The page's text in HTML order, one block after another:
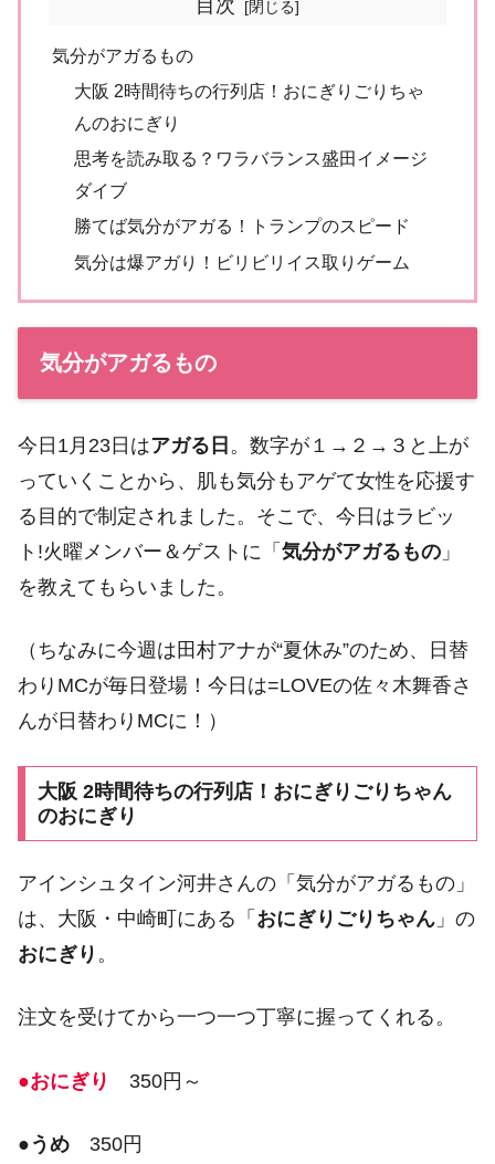
目次
気分がアガるもの
大阪 2時間待ちの行列店！おにぎりごりちゃ
んのおにぎり
思考を読み取る？ワラバランス盛田イメージ
ダイブ
勝てば気分がアガる！トランプのスピード
気分は爆アガり！ビリビリイス取りゲーム
気分がアガるもの
今日1月23日はアガる日 。数字が１→２→３と上が
っていくことから、肌も気分もアゲて女性を応援す
る目的で制定されました。そこで、今日はラビッ
ト!火曜メンバー＆ゲストに「 気分がアガるもの 」
を教えてもらいました。
（ちなみに今週は田村アナが“夏休み”のため、日替
わりMCが毎日登場！今日は=LOVEの佐々木舞香さ
んが日替わりMCに！）
大阪 2時間待ちの行列店！おにぎりごりちゃん
のおにぎり
アインシュタイン河井さんの「気分がアガるもの」
は、大阪・中崎町にある「 おにぎりごりちゃん 」の
おにぎり 。
注文を受けてから一つ一つ丁寧に握ってくれる。
●おにぎり 350円～
●うめ 350円